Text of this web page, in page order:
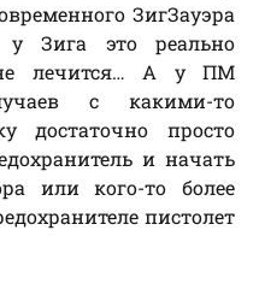
ЗигЗауэра
у Зига это реально
лечится… А у ПМ
с какими-то
достаточно просто
и начать
или кого-то более
пистолет